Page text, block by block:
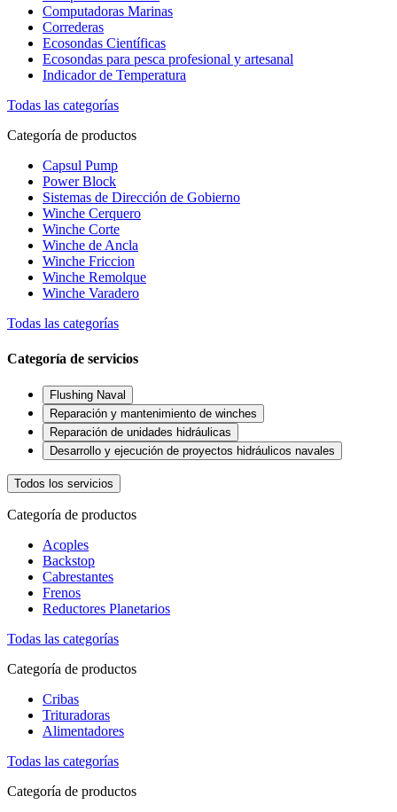
Computadoras Marinas
Correderas
Ecosondas Científicas
Ecosondas para pesca profesional y artesanal
Indicador de Temperatura
Todas las categorías
Categoría de productos
Capsul Pump
Power Block
Sistemas de Dirección de Gobierno
Winche Cerquero
Winche Corte
Winche de Ancla
Winche Friccion
Winche Remolque
Winche Varadero
Todas las categorías
Categoría de servicios
Flushing Naval
Reparación y mantenimiento de winches
Reparación de unidades hidráulicas
Desarrollo y ejecución de proyectos hidráulicos navales
Todos los servicios
Categoría de productos
Acoples
Backstop
Cabrestantes
Frenos
Reductores Planetarios
Todas las categorías
Categoría de productos
Cribas
Trituradoras
Alimentadores
Todas las categorías
Categoría de productos